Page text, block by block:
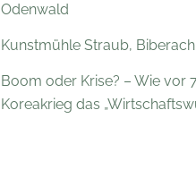
Odenwald
Kunstmühle Straub,
Boom oder Krise? – Wie vor
Koreakrieg das